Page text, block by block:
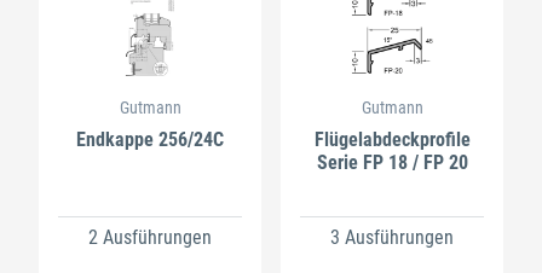
Gutmann
Endkappe 256/24C
2 Ausführungen
Gutmann
Flügelabdeckprofile
Serie FP 18 / FP 20
3 Ausführungen